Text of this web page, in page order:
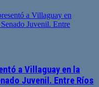
a Villaguay en la
Juvenil. Entre Ríos